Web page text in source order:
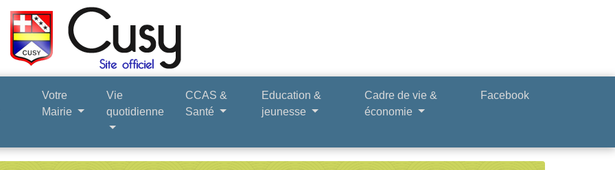
Votre
Mairie
Vie
quotidienne
CCAS &
Santé
Education &
jeunesse
Cadre de vie &
économie
Facebook